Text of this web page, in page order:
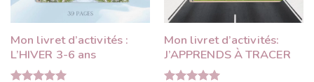
Mon livret d’activités :
L’HIVER 3-6 ans
Mon livret d’activités:
J’APPRENDS À TRACER